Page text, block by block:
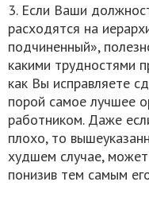
3. Если Ваши
расходятся на
подчиненный»,
какими трудностями
как Вы исправляете
порой самое лучшее
работником. Даже
плохо, то
худшем случае, может
понизив тем самым